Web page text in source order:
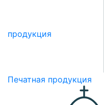
продукция
Печатная продукция